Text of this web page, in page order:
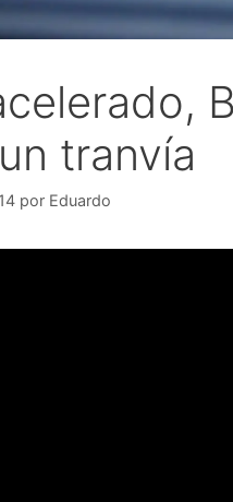
tranvía
por Eduardo